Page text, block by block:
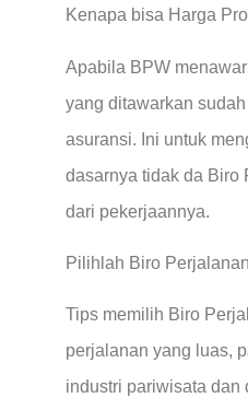
Kenapa bisa Harga
Apabila BPW
yang ditawarkan
asuransi. Ini untuk
dasarnya tidak da Biro
dari pekerjaannya.
Pilihlah Biro
Tips memilih Biro
perjalanan yang luas,
industri pariwisata dan